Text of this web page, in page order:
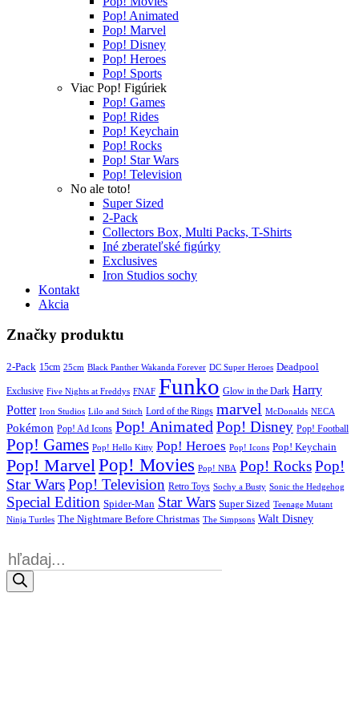
Pop! Animated
Pop! Marvel
Pop! Disney
Pop! Heroes
Pop! Sports
Viac Pop! Figúriek
Pop! Games
Pop! Rides
Pop! Keychain
Pop! Rocks
Pop! Star Wars
Pop! Television
No ale toto!
Super Sized
2-Pack
Collectors Box, Multi Packs, T-Shirts
Iné zberateľské figúrky
Exclusives
Iron Studios sochy
Kontakt
Akcia
Značky produktu
2-Pack 15cm 25cm Black Panther Wakanda Forever DC Super Heroes Deadpool
Exclusive Five Nights at Freddys FNAF Funko Glow in the Dark Harry
Potter Iron Studios Lilo and Stitch Lord of the Rings marvel McDonalds NECA
Pokémon Pop! Ad Icons Pop! Animated Pop! Disney Pop! Football
Pop! Games Pop! Hello Kitty Pop! Heroes Pop! Icons Pop! Keychain
Pop! MarvelPop! Movies Pop! NBA Pop! RocksPop!
Star WarsPop! Television Retro Toys Sochy a Busty Sonic the Hedgehog
Special Edition Spider-Man Star Wars Super Sized Teenage Mutant
Ninja Turtles The Nightmare Before Christmas The Simpsons Walt Disney
Products
search